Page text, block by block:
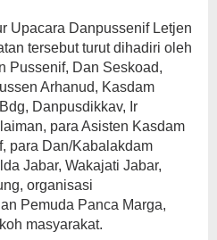
Upacara Danpussenif Letjen
tersebut turut dihadiri oleh
Pussenif, Dan Seskoad,
Arhanud, Kasdam
Danpusdikkav, Ir
para Asisten Kasdam
para Dan/Kabalakdam
Jabar, Wakajati Jabar,
organisasi
Pemuda Panca Marga,
masyarakat.